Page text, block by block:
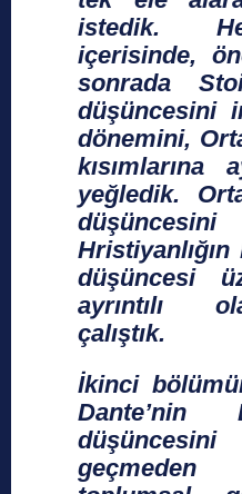
istedik.
içerisinde,
sonrada
düşüncesini
dönemini,
kısımlarına
yeğledik.
düşüncesi
ayrıntılı
çalıştık.
İkinci
Dante’nin
geçmeden